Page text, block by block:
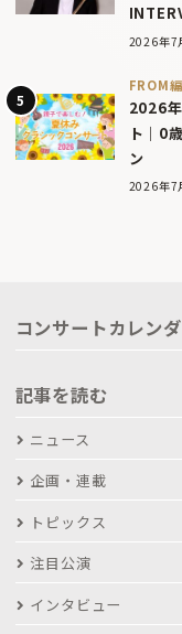
2026年7
FROM
2026
ト｜0
ン
2026年7
コンサートカレン
記事を読む
ニュース
企画・連載
トピックス
注目公演
インタビュー